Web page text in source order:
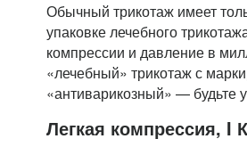
Обычный трикотаж имеет
упаковке лечебного
компрессии и давление в
«лечебный» трикотаж с
«антиварикозный» — будьте
Легкая компрессия, I